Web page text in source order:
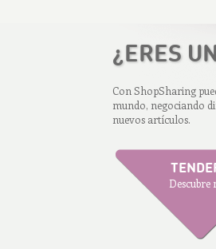
¿ERES
Con ShopSharing
mundo, negociando
nuevos artículos.
Descubre